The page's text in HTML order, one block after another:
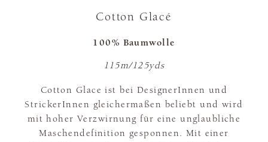
Cotton Glacé
100% Baumwolle
115m/125yds
Cotton Glace ist bei DesignerInnen und
StrickerInnen gleichermaßen beliebt und wird
mit hoher Verzwirnung für eine unglaubliche
Maschendefinition gesponnen. Mit einer